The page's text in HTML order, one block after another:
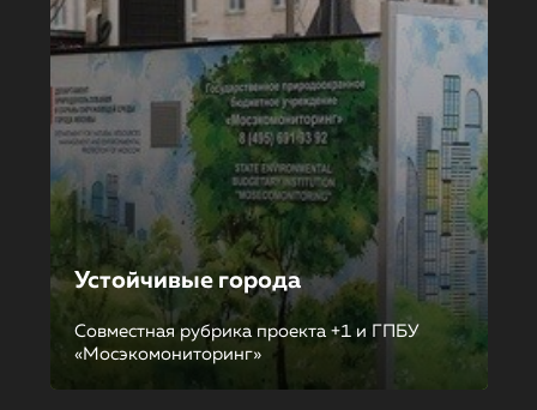
Устойчивые города
Совместная рубрика проекта +1 и ГПБУ
«Мосэкомониторинг»